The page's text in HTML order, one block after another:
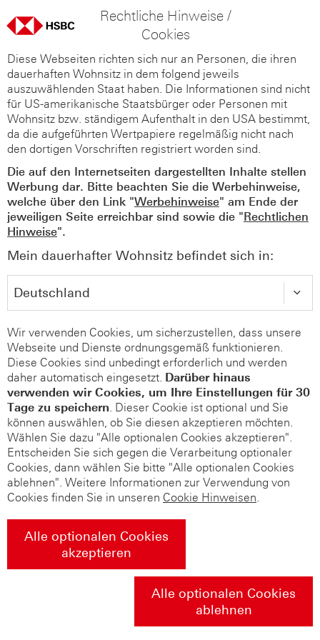
Rechtliche Hinweise /
Cookies
Diese Webseiten richten sich nur an Personen, die ihren
dauerhaften Wohnsitz in dem folgend jeweils
auszuwählenden Staat haben. Die Informationen sind nicht
für US-amerikanische Staatsbürger oder Personen mit
Wohnsitz bzw. ständigem Aufenthalt in den USA bestimmt,
da die aufgeführten Wertpapiere regelmäßig nicht nach
den dortigen Vorschriften registriert worden sind.
Die auf den Internetseiten dargestellten Inhalte stellen
Werbung dar. Bitte beachten Sie die Werbehinweise,
welche über den Link "Werbehinweise" am Ende der
jeweiligen Seite erreichbar sind sowie die "Rechtlichen
Hinweise".
Mein dauerhafter Wohnsitz befindet sich in:
Wir verwenden Cookies, um sicherzustellen, dass unsere
Webseite und Dienste ordnungsgemäß funktionieren.
Diese Cookies sind unbedingt erforderlich und werden
daher automatisch eingesetzt. Darüber hinaus
verwenden wir Cookies, um Ihre Einstellungen für 30
Tage zu speichern. Dieser Cookie ist optional und Sie
können auswählen, ob Sie diesen akzeptieren möchten.
Wählen Sie dazu "Alle optionalen Cookies akzeptieren".
Entscheiden Sie sich gegen die Verarbeitung optionaler
Cookies, dann wählen Sie bitte "Alle optionalen Cookies
ablehnen". Weitere Informationen zur Verwendung von
Cookies finden Sie in unseren Cookie Hinweisen.
Alle optionalen Cookies
akzeptieren
Alle optionalen Cookies
ablehnen